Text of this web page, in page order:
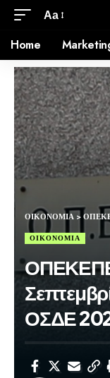
Aa
Home
ΟΙΚΟΝΟΜΙΑ >
ΟΙΚΟΝΟΜΙΑ
ΟΣΔΕ